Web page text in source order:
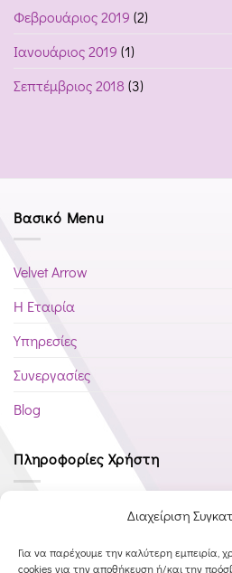
Διαχείριση
Για να παρέχουμε την καλύτερη εμπειρία,
cookies για την αποθήκευση ή/και την
Φεβρουάριος 2019 (2)
Ιανουάριος 2019 (1)
Σεπτέμβριος 2018 (3)
Βασικό Menu
Velvet Arrow
Η Εταιρία
Υπηρεσίες
Συνεργασίες
Blog
Πληροφορίες Χρήστη
Πολιτική Cookies (ΕΕ)
Όροι Χρήσης